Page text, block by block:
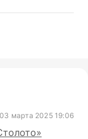
03 марта 2025 19:06